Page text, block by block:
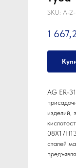
SKU: A-
1
AG ER-
изделий,
сталей